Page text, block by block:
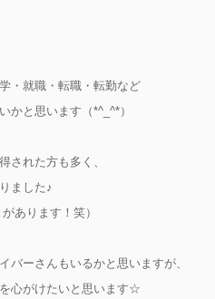
・就職・転職・転勤など
かと思います（*^_^*）
された方も多く、
ました♪
あります！笑）
バーさんもいるかと思いますが、
心がけたいと思います☆